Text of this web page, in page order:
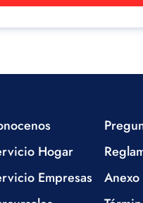
Hogar
Empresas
Anexo